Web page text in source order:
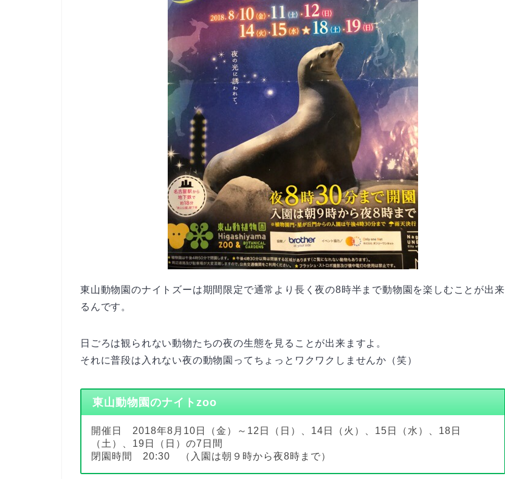
東山動物園のナイトズーは期間限定で通常より長く夜の8時半まで動物園を楽しむことが出来
るんです。
日ごろは観られない動物たちの夜の生態を見ることが出来ますよ。
それに普段は入れない夜の動物園ってちょっとワクワクしませんか（笑）
東山動物園のナイトzoo
開催日 2018年8月10日（金）～12日（日）、14日（火）、15日（水）、18日
（土）、19日（日）の7日間
閉園時間 20:30 （入園は朝９時から夜8時まで）